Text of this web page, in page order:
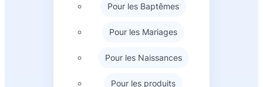
Pour les Baptêmes
Pour les Mariages
Pour les Naissances
Pour les produits